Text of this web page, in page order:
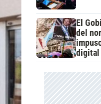
El
del
digital